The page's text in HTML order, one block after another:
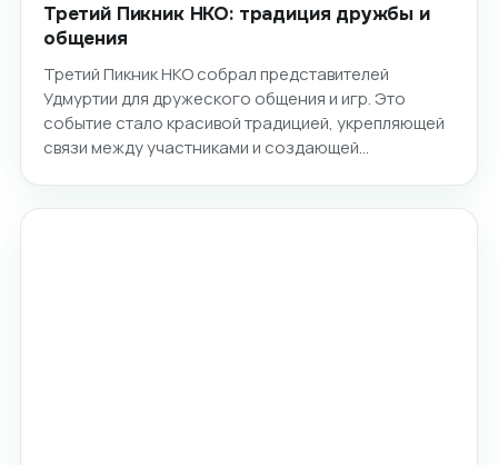
Третий Пикник НКО: традиция дружбы и
общения
Третий Пикник НКО собрал представителей
Удмуртии для дружеского общения и игр. Это
событие стало красивой традицией, укрепляющей
связи между участниками и создающей…